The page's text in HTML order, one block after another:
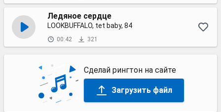
Ледяное сердце
LOOKBUFFALO, tet baby, 84
00:42 321
Сделай рингтон на сайте
Загрузить файл